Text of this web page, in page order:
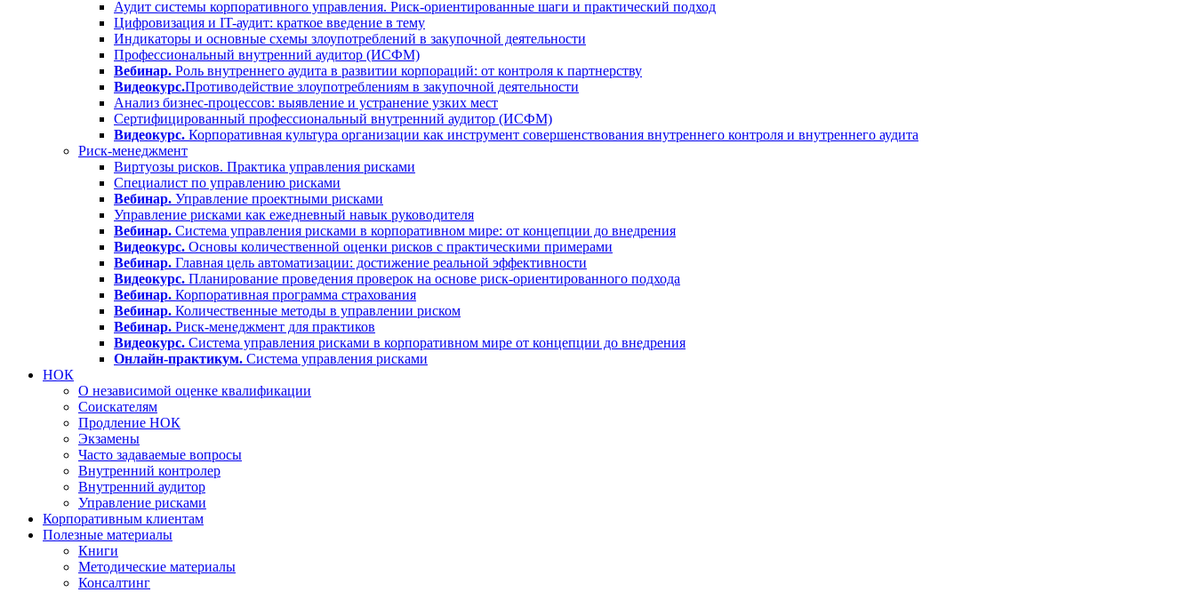
Аудит системы корпоративного управления. Риск-ориентированные шаги и практический подход
Цифровизация и IT-аудит: краткое введение в тему
Индикаторы и основные схемы злоупотреблений в закупочной деятельности
Профессиональный внутренний аудитор (ИСФМ)
Вебинар. Роль внутреннего аудита в развитии корпораций: от контроля к партнерству
Видеокурс.Противодействие злоупотреблениям в закупочной деятельности
Анализ бизнес-процессов: выявление и устранение узких мест
Сертифицированный профессиональный внутренний аудитор (ИСФМ)
Видеокурс. Корпоративная культура организации как инструмент совершенствования внутреннего контроля и внутреннего аудита
Риск-менеджмент
Виртуозы рисков. Практика управления рисками
Специалист по управлению рисками
Вебинар. Управление проектными рисками
Управление рисками как ежедневный навык руководителя
Вебинар. Система управления рисками в корпоративном мире: от концепции до внедрения
Видеокурс. Основы количественной оценки рисков с практическими примерами
Вебинар. Главная цель автоматизации: достижение реальной эффективности
Видеокурс. Планирование проведения проверок на основе риск-ориентированного подхода
Вебинар. Корпоративная программа страхования
Вебинар. Количественные методы в управлении риском
Вебинар. Риск-менеджмент для практиков
Видеокурс. Система управления рисками в корпоративном мире от концепции до внедрения
Онлайн-практикум. Система управления рисками
НОК
О независимой оценке квалификации
Соискателям
Продление НОК
Экзамены
Часто задаваемые вопросы
Внутренний контролер
Внутренний аудитор
Управление рисками
Корпоративным клиентам
Полезные материалы
Книги
Методические материалы
Консалтинг